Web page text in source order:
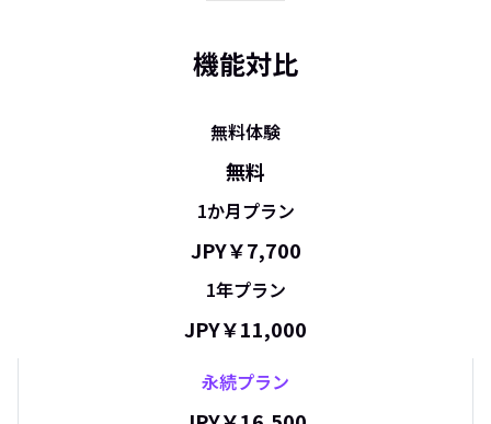
機能対比
無料体験
無料
1か月プラン
JPY￥7,700
1年プラン
JPY￥11,000
永続プラン